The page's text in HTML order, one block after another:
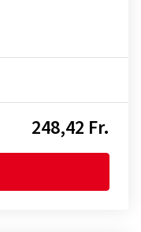
248,42 Fr.